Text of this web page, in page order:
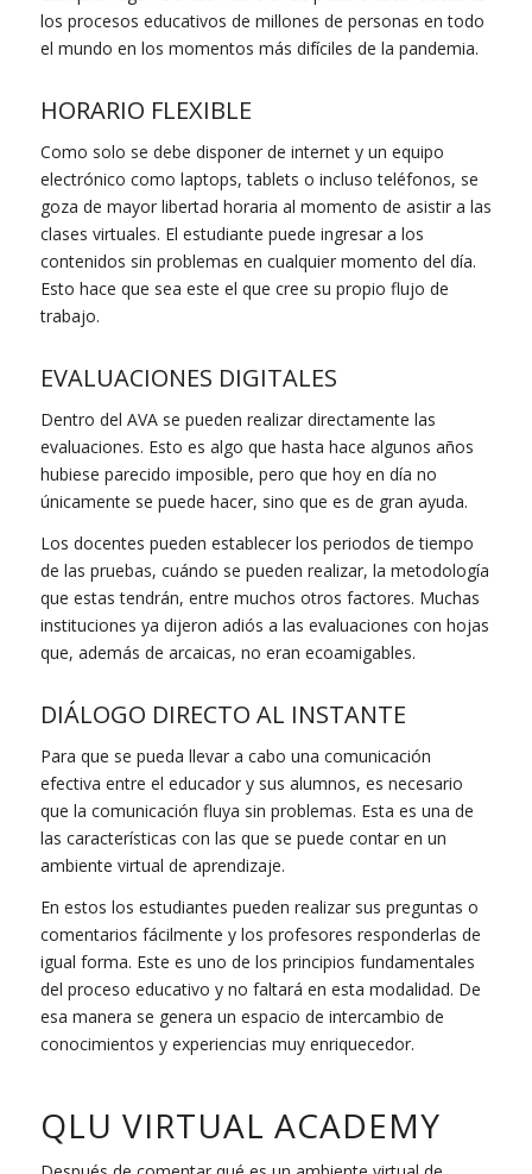
los procesos educativos de millones de personas en todo
el mundo en los momentos más difíciles de la pandemia.
HORARIO FLEXIBLE
Como solo se debe disponer de internet y un equipo
electrónico como laptops, tablets o incluso teléfonos, se
goza de mayor libertad horaria al momento de asistir a las
clases virtuales. El estudiante puede ingresar a los
contenidos sin problemas en cualquier momento del día.
Esto hace que sea este el que cree su propio flujo de
trabajo.
EVALUACIONES DIGITALES
Dentro del AVA se pueden realizar directamente las
evaluaciones. Esto es algo que hasta hace algunos años
hubiese parecido imposible, pero que hoy en día no
únicamente se puede hacer, sino que es de gran ayuda.
Los docentes pueden establecer los periodos de tiempo
de las pruebas, cuándo se pueden realizar, la metodología
que estas tendrán, entre muchos otros factores. Muchas
instituciones ya dijeron adiós a las evaluaciones con hojas
que, además de arcaicas, no eran ecoamigables.
DIÁLOGO DIRECTO AL INSTANTE
Para que se pueda llevar a cabo una comunicación
efectiva entre el educador y sus alumnos, es necesario
que la comunicación fluya sin problemas. Esta es una de
las características con las que se puede contar en un
ambiente virtual de aprendizaje.
En estos los estudiantes pueden realizar sus preguntas o
comentarios fácilmente y los profesores responderlas de
igual forma. Este es uno de los principios fundamentales
del proceso educativo y no faltará en esta modalidad. De
esa manera se genera un espacio de intercambio de
conocimientos y experiencias muy enriquecedor.
QLU VIRTUAL ACADEMY